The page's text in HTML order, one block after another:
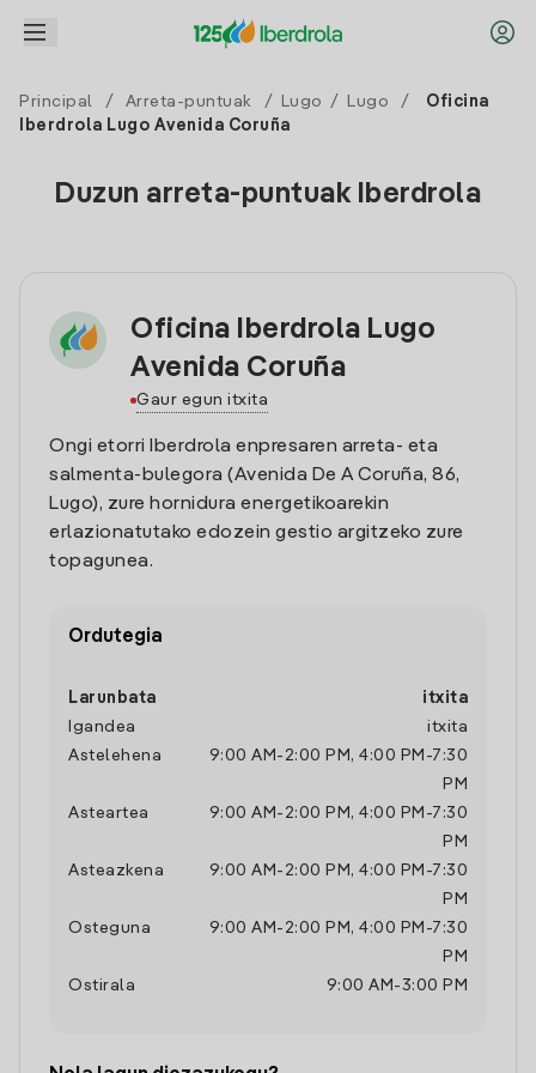
Principal / Arreta-puntuak / Lugo / Lugo /
Oficina
Iberdrola Lugo Avenida Coruña
Duzun arreta-puntuak Iberdrola
Oficina Iberdrola Lugo
Avenida Coruña
Gaur egun itxita
Ongi etorri Iberdrola enpresaren arreta- eta
salmenta-bulegora (Avenida De A Coruña, 86,
Lugo), zure hornidura energetikoarekin
erlazionatutako edozein gestio argitzeko zure
topagunea.
Ordutegia
Larunbata
itxita
Igandea
itxita
Astelehena
9:00 AM - 2:00 PM , 4:00 PM -7:30
PM
Asteartea
9:00 AM - 2:00 PM , 4:00 PM -7:30
PM
Asteazkena
9:00 AM - 2:00 PM , 4:00 PM -7:30
PM
Osteguna
9:00 AM - 2:00 PM , 4:00 PM -7:30
PM
Ostirala
9:00 AM -3:00 PM